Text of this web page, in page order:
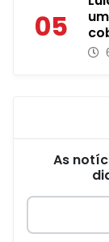
05
As